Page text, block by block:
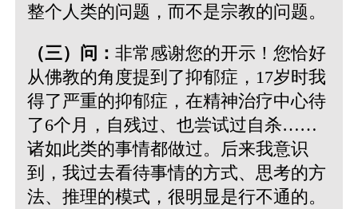
整个人类的问题，而不是宗教的问题。
（三）问： 非常感谢您的开示！您恰好
从佛教的角度提到了抑郁症，17岁时我
得了严重的抑郁症，在精神治疗中心待
了6个月，自残过、也尝试过自杀……
诸如此类的事情都做过。后来我意识
到，我过去看待事情的方式、思考的方
法、推理的模式，很明显是行不通的。